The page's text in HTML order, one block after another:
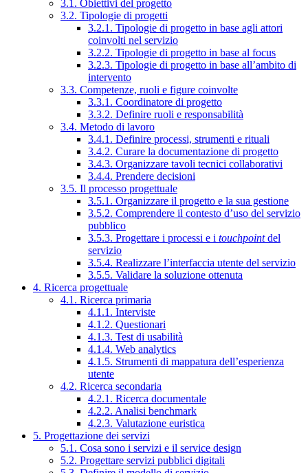
3.1. Obiettivi del progetto
3.2. Tipologie di progetti
3.2.1. Tipologie di progetto in base agli attori
coinvolti nel servizio
3.2.2. Tipologie di progetto in base al focus
3.2.3. Tipologie di progetto in base all’ambito di
intervento
3.3. Competenze, ruoli e figure coinvolte
3.3.1. Coordinatore di progetto
3.3.2. Definire ruoli e responsabilità
3.4. Metodo di lavoro
3.4.1. Definire processi, strumenti e rituali
3.4.2. Curare la documentazione di progetto
3.4.3. Organizzare tavoli tecnici collaborativi
3.4.4. Prendere decisioni
3.5. Il processo progettuale
3.5.1. Organizzare il progetto e la sua gestione
3.5.2. Comprendere il contesto d’uso del servizio
pubblico
3.5.3. Progettare i processi e i touchpointdel
servizio
3.5.4. Realizzare l’interfaccia utente del servizio
3.5.5. Validare la soluzione ottenuta
4. Ricerca progettuale
4.1. Ricerca primaria
4.1.1. Interviste
4.1.2. Questionari
4.1.3. Test di usabilità
4.1.4. Web analytics
4.1.5. Strumenti di mappatura dell’esperienza
utente
4.2. Ricerca secondaria
4.2.1. Ricerca documentale
4.2.2. Analisi benchmark
4.2.3. Valutazione euristica
5. Progettazione dei servizi
5.1. Cosa sono i servizi e il service design
5.2. Progettare servizi pubblici digitali